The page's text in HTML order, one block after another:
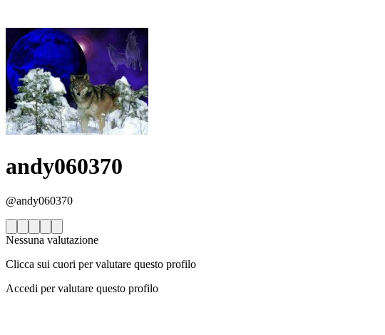
andy060370
@andy060370
Nessuna valutazione
Clicca sui cuori per valutare questo profilo
Accedi per valutare questo profilo